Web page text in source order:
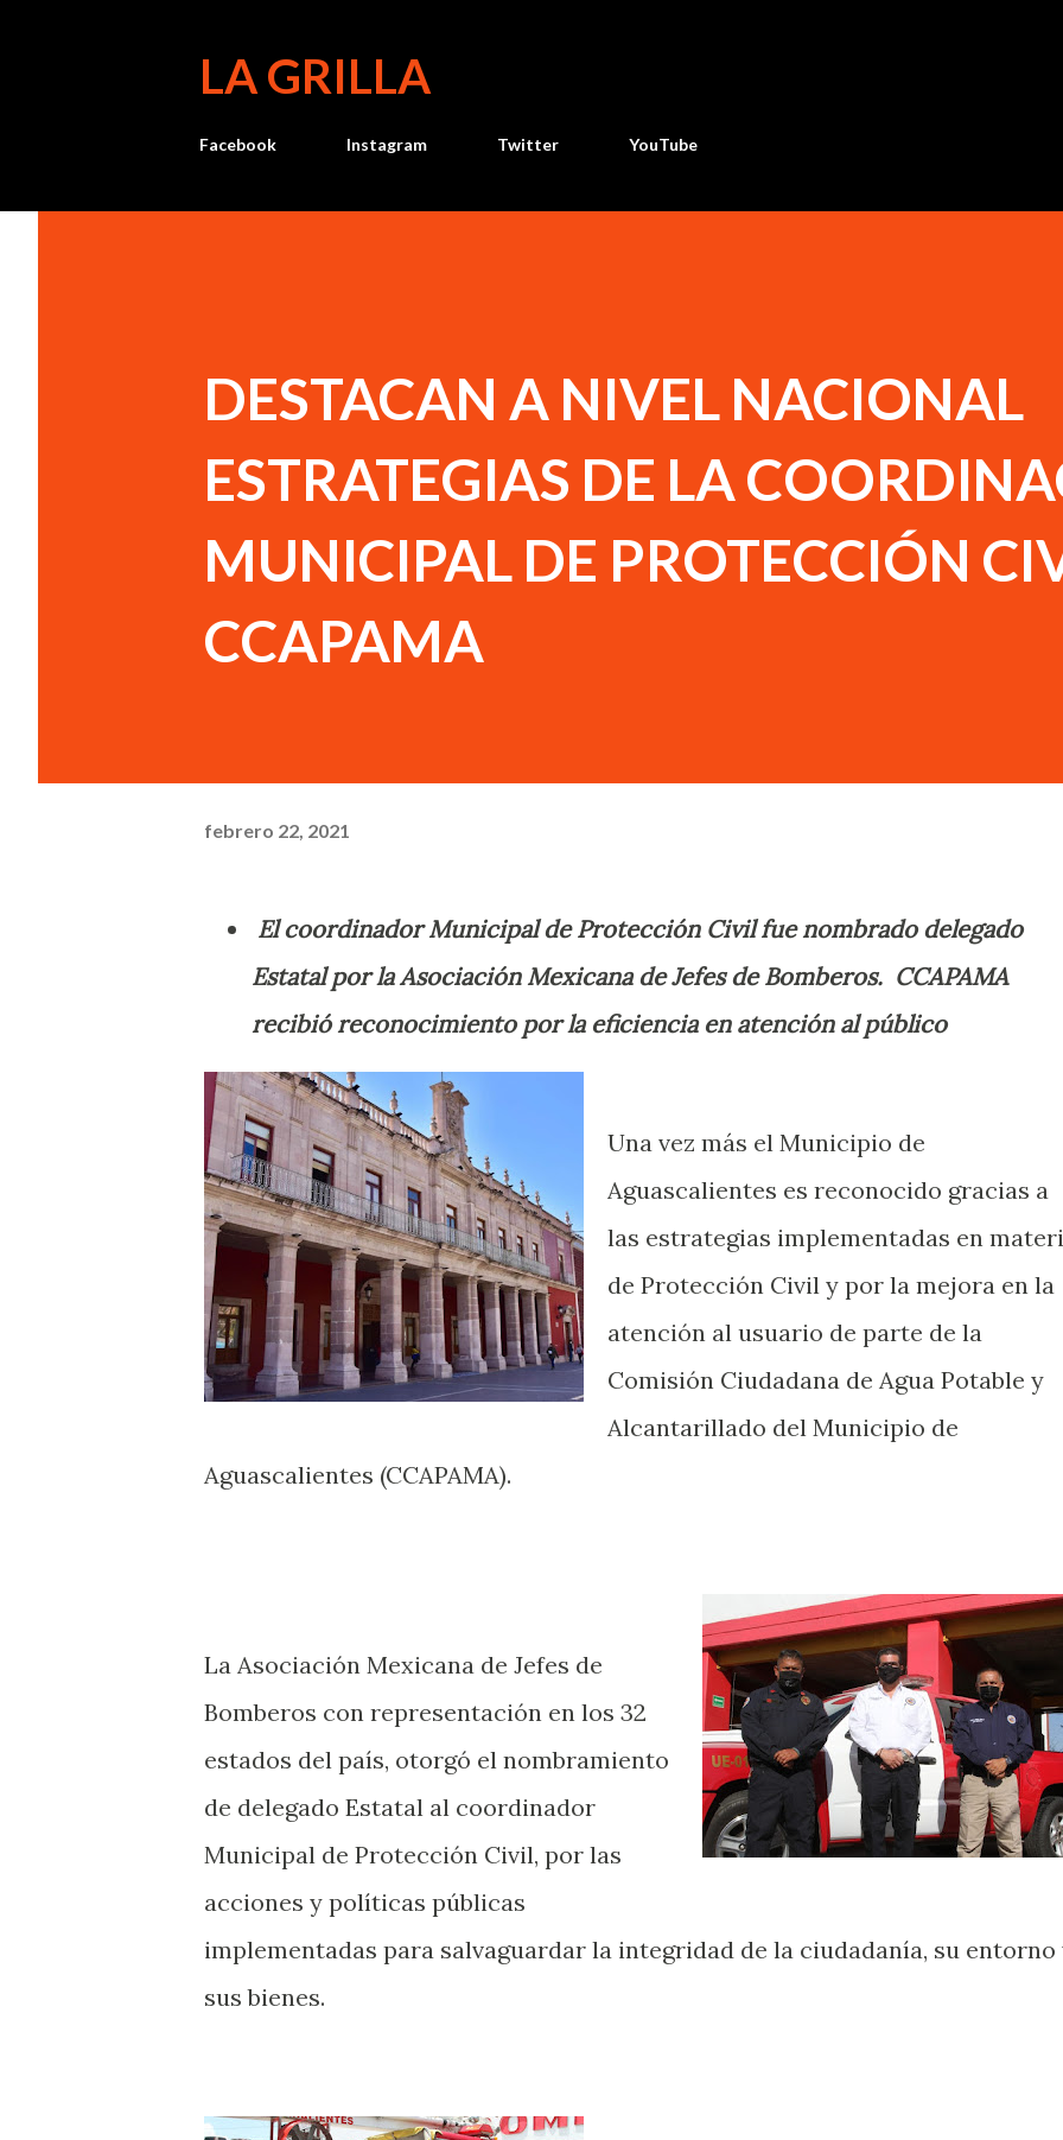
LA GRILLA
Facebook Instagram Twitter YouTube
DESTACAN A NIVEL NACIONAL
ESTRATEGIAS DE LA
MUNICIPAL DE PROTECCIÓN
CCAPAMA
febrero 22, 2021
El coordinador Municipal de Protección Civil fue nombrado delegado
Estatal por la Asociación Mexicana de Jefes de Bomberos. CCAPAMA
recibió reconocimiento por la eficiencia en atención al público
Una vez más el Municipio de
Aguascalientes es reconocido gracias a
las estrategias implementadas en
de Protección Civil y por la mejora en la
atención al usuario de parte de la
Comisión Ciudadana de Agua Potable y
Alcantarillado del Municipio de
Aguascalientes (CCAPAMA).
La Asociación Mexicana de Jefes de
Bomberos con representación en los 32
estados del país, otorgó el nombramiento
de delegado Estatal al coordinador
Municipal de Protección Civil, por las
acciones y políticas públicas
implementadas para salvaguardar la integridad de la ciudadanía, su entorno
sus bienes.